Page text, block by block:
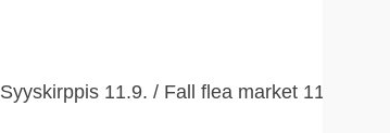
Syyskirppis 11.9. / Fall flea market 11.9.